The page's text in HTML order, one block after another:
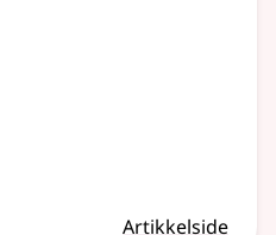
Artikkelside